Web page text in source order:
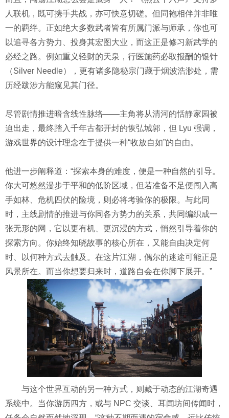
人联机，既可携手共战，亦可快意切磋。但同袍相伴并非唯
一的羁绊。正如绝大多数武者皆有所属门派与师承，你也可
以追寻各方势力、投身其宏图大业，而这正是修习新武学的
必经之路。例如重义轻财的天泉，行医施药必取报酬的银针
（Silver Needle），更有诸多隐秘宗门藏于烟波浩渺处，需
历经跋涉方能窥见其门径。
尽管剧情推进暗含线性脉络——主角将从清河的恬静家园被
迫出走，最终踏入千年古都开封的恢弘城郭，但 Lyu 强调，
游戏世界的设计理念在于提供一种“收放自如”的自由。
他进一步阐释道：“探索本身的难度，便是一种自然的引导。
你大可悠然漫步于平和的低阶区域，但若准备不足便闯入高
手如林、危机四伏的险境，则必将考验你的极限。与此同
时，主线剧情的推进与你同各方势力的关系，共同编织成一
张无形的网，它以更有机、更沉浸的方式，悄然引导着你的
探索方向。你始终知晓故事的核心所在，又能自由决定何
时、以何种方式去触及。在这片江湖，偶尔的迷途可能正是
风景所在。而当你想要归来时，道路自会在你脚下展开。”
与这个世界互动的另一种方式，则藏于动态的江湖奇遇
系统中。当你游历四方，或与 NPC 交谈、耳闻坊间传闻时，